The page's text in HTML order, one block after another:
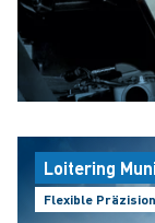
Loitering
Flexible